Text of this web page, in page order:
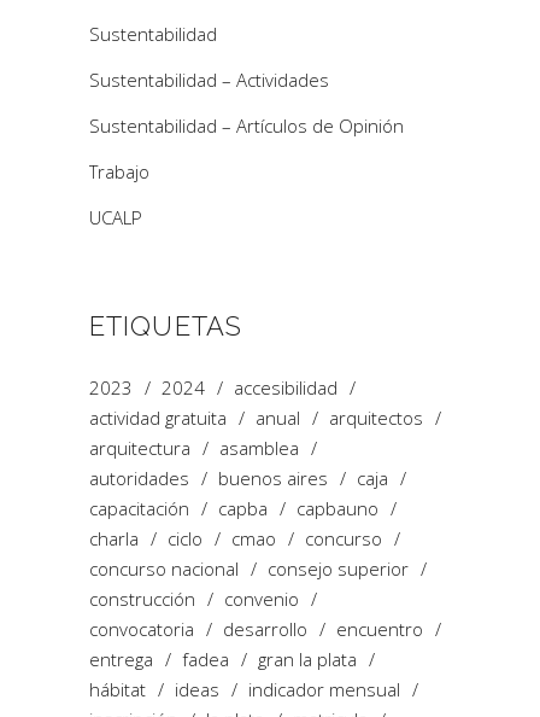
Sustentabilidad
Sustentabilidad – Actividades
Sustentabilidad – Artículos de Opinión
Trabajo
UCALP
ETIQUETAS
2023 2024
accesibilidad
actividad gratuita
anual
arquitectos
arquitectura
asamblea
autoridades
buenos aires
caja
capacitación
capba
capbauno
charla
ciclo cmao
concurso
concurso nacional
consejo superior
construcción
convenio
convocatoria
desarrollo
encuentro
entrega
fadea
gran la plata
hábitat
ideas
indicador mensual